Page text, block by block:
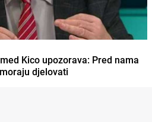
Kico upozorava: Pred nama
djelovati